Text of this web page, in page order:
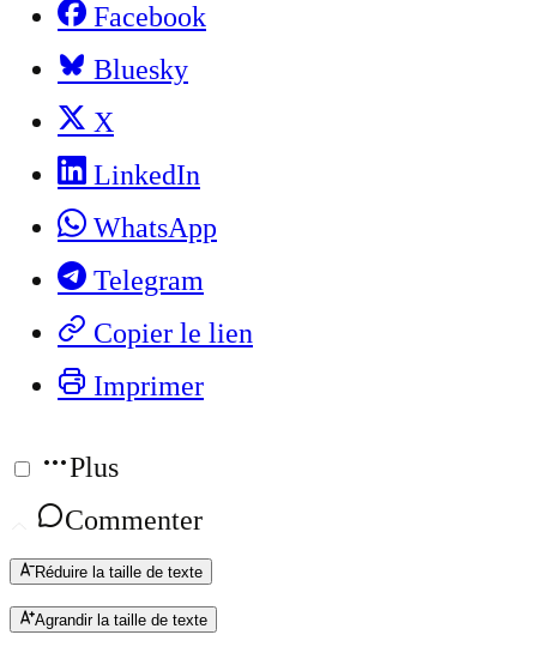
Facebook
Bluesky
X
LinkedIn
WhatsApp
Telegram
Copier le lien
Imprimer
Plus
Commenter
Réduire la taille de texte
Agrandir la taille de texte